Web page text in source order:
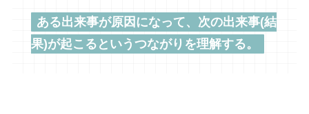
ある出来事が原因になって、次の出来事(結
果)が起こるというつながりを理解する。